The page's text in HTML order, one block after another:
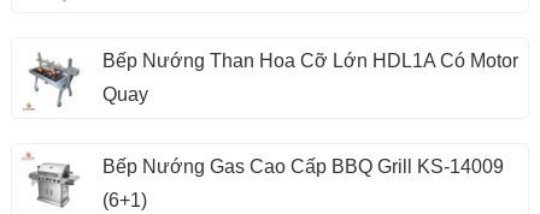
Bếp Nướng Than Hoa Cỡ Lớn HDL1A Có Motor
Quay
Bếp Nướng Gas Cao Cấp BBQ Grill KS-14009
(6+1)